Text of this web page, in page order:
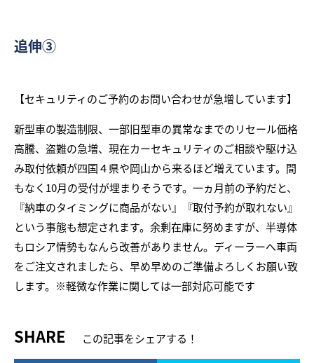
追伸③
【セキュリティのご予約のお問い合わせが急増しています】
新型車の製造制限、一部旧型車の異常なまでのリセール価格
高騰、盗難の急増、現在カーセキュリティのご相談や駆け込
み取付依頼が四国４県や岡山から来るほど増えています。間
もなく10月の受付が埋まりそうです。一ヵ月前の予約だと、
『納車のタイミングに商品がない』『取付予約が取れない』
という事態も想定されます。余剰在庫に努めますが、半導体
もロシア情勢もなんら改善がありません。ディーラーへ車両
をご注文されましたら、早め早めのご準備よろしくお願い致
します。※軽微な作業に関しては一部対応可能です
SHARE この記事をシェアする！